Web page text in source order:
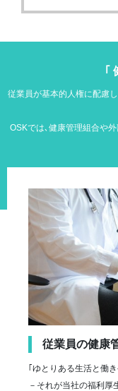
｢
従業員が基本的人権に配慮
OSKでは､健康管理組合や
従業員の健康
｢ゆとりある生活と働
－それが当社の福利厚